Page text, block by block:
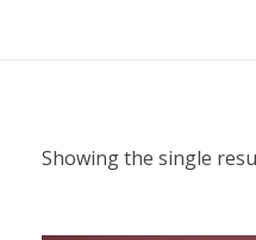
Showing the single